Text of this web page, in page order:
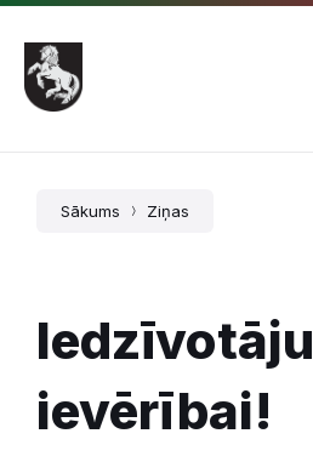
Pāriet
saturu
Skip
main
navigation
Skip
footer
Sākums Ziņas
Iedzīvotāju
ievērībai!